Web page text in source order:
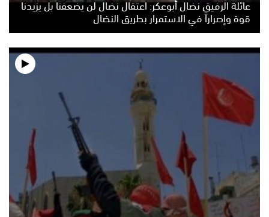
عائلة الرفيق نضال أبوعكر: اعتقال نضال لن يضعفنا بل يزيدنا
قوة وإصراراً في الاستمرار بطريق النضال